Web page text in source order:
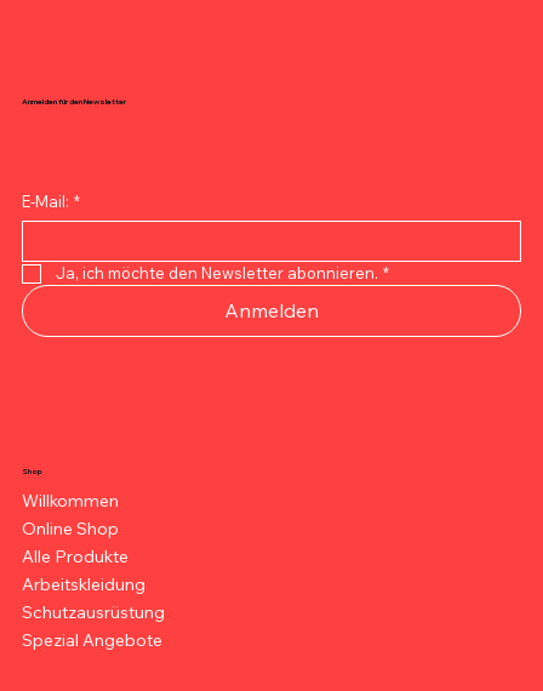
Anmelden für den Newsletter
E-Mail: *
Ja, ich möchte den Newsletter abonnieren. *
Anmelden
Shop
Willkommen
Online Shop
Alle Produkte
Arbeitskleidung
Schutzausrüstung
Spezial Angebote